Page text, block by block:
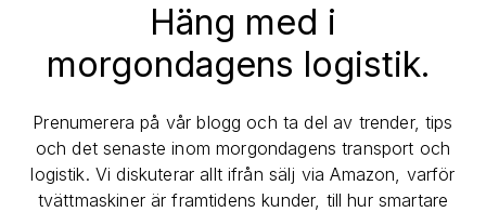
Häng med i
morgondagens logistik.
Prenumerera på vår blogg och ta del av trender, tips
och det senaste inom morgondagens transport och
logistik. Vi diskuterar allt ifrån sälj via Amazon, varför
tvättmaskiner är framtidens kunder, till hur smartare